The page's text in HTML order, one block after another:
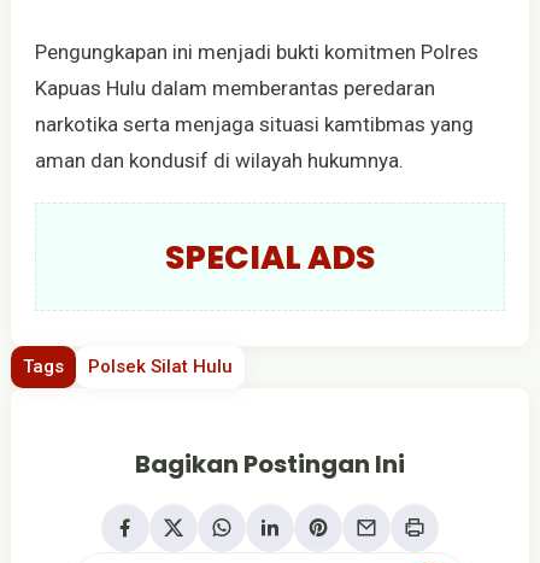
Pengungkapan ini menjadi bukti komitmen Polres
Kapuas Hulu dalam memberantas peredaran
narkotika serta menjaga situasi kamtibmas yang
aman dan kondusif di wilayah hukumnya.
SPECIAL ADS
Tags Polsek Silat Hulu
Bagikan Postingan Ini